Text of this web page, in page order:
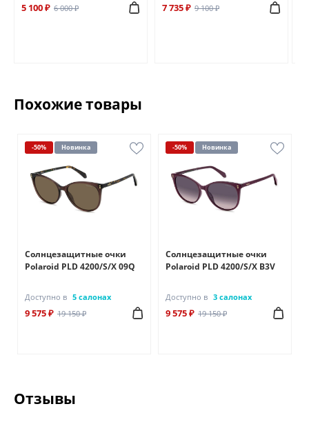
5 100 ₽ 6 000 ₽ 7 735 ₽ 9 100 ₽
Похожие товары
-50% Новинка
Солнцезащитные очки
Polaroid PLD 4200/S/X 09Q
Доступно в 5 салонах
9 575 ₽ 19 150 ₽
-50% Новинка
Солнцезащитные очки
Polaroid PLD 4200/S/X B3V
Доступно в 3 салонах
9 575 ₽ 19 150 ₽
Отзывы